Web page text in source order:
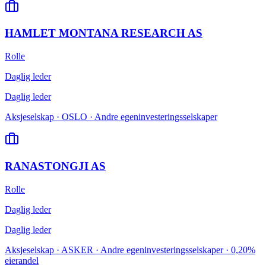
HAMLET MONTANA RESEARCH AS
Rolle
Daglig leder
Daglig leder
Aksjeselskap · OSLO · Andre egeninvesteringsselskaper
RANASTONGJI AS
Rolle
Daglig leder
Daglig leder
Aksjeselskap · ASKER · Andre egeninvesteringsselskaper · 0,20%
eierandel